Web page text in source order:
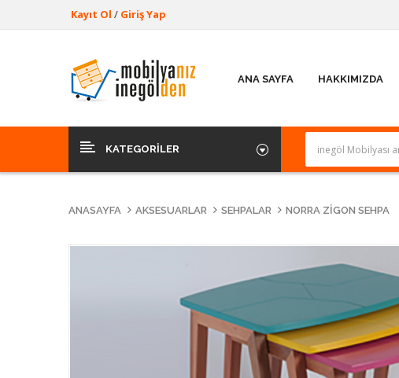
Kayıt Ol / Giriş Yap
ANA SAYFA HAKKIMIZDA
KATEGORILER
ANASAYFA AKSESUARLAR SEHPALAR NORRA ZIGON SEHPA